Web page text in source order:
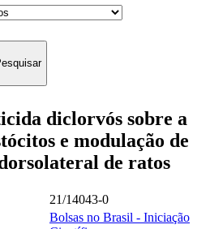
diclorvós sobre a
e modulação de
de ratos
21/14043-0
Bolsas no Brasil - Iniciação